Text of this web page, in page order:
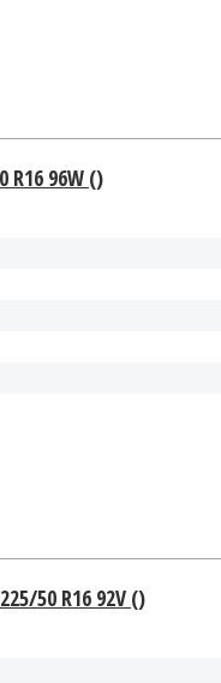
R16 96W ()
50 R16 92V ()